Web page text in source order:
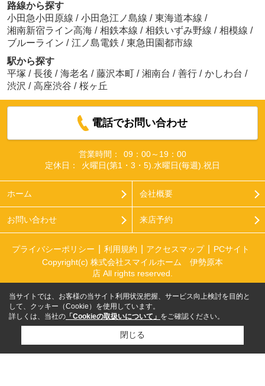
路線から探す
小田急小田原線 / 小田急江ノ島線 / 東海道本線 /
湘南新宿ライン高海 / 相鉄本線 / 相鉄いずみ野線 / 相模線 /
ブルーライン / 江ノ島電鉄 / 東急田園都市線
駅から探す
平塚 / 長後 / 海老名 / 藤沢本町 / 湘南台 / 善行 / かしわ台 /
渋沢 / 高座渋谷 / 桜ヶ丘
電話でお問い合わせ
営業時間：
09：00～19：00
定休日：
火曜日(第1・3・5).水曜日(毎週).祝日
ホーム 会社概要
お問い合わせ 来店予約
プライバシーポリシー 利用規約 アクセスマップ
PCサイト
Copyright(c) 株式会社スマイルホーム 伊勢原本
店 All rights reserved.
当サイトでは、お客様の当サイト利用状況把握、サービス向上検討を目的と
して、クッキー（Cookie）を使用しています。
詳しくは、当社の 「Cookieの取扱いについて」 をご確認ください。
閉じる